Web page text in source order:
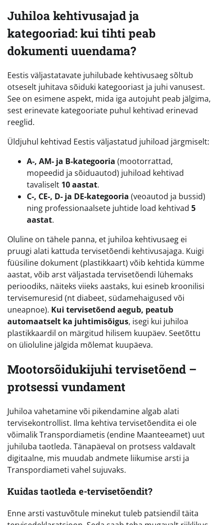
Juhiloa kehtivusajad ja
kategooriad: kui tihti peab
dokumenti uuendama?
Eestis väljastatavate juhilubade kehtivusaeg sõltub
otseselt juhitava sõiduki kategooriast ja juhi vanusest.
See on esimene aspekt, mida iga autojuht peab jälgima,
sest erinevate kategooriate puhul kehtivad erinevad
reeglid.
Üldjuhul kehtivad Eestis väljastatud juhiload järgmiselt:
A-, AM- ja B-kategooria (mootorrattad,
mopeedid ja sõiduautod) juhiload kehtivad
tavaliselt 10 aastat.
C-, CE-, D- ja DE-kategooria (veoautod ja bussid)
ning professionaalsete juhtide load kehtivad 5
aastat.
Oluline on tähele panna, et juhiloa kehtivusaeg ei
pruugi alati kattuda tervisetõendi kehtivusajaga. Kuigi
füüsiline dokument (plastikkaart) võib kehtida kümme
aastat, võib arst väljastada tervisetõendi lühemaks
perioodiks, näiteks viieks aastaks, kui esineb kroonilisi
tervisemuresid (nt diabeet, südamehaigused või
uneapnoe). Kui tervisetõend aegub, peatub
automaatselt ka juhtimisõigus, isegi kui juhiloa
plastikkaardil on märgitud hilisem kuupäev. Seetõttu
on ülioluline jälgida mõlemat kuupäeva.
Mootorsõidukijuhi tervisetõend –
protsessi vundament
Juhiloa vahetamine või pikendamine algab alati
tervisekontrollist. Ilma kehtiva tervisetõendita ei ole
võimalik Transpordiametis (endine Maanteeamet) uut
juhiluba taotleda. Tänapäeval on protsess valdavalt
digitaalne, mis muudab andmete liikumise arsti ja
Transpordiameti vahel sujuvaks.
Kuidas taotleda e-tervisetõendit?
Enne arsti vastuvõtule minekut tuleb patsiendil täita